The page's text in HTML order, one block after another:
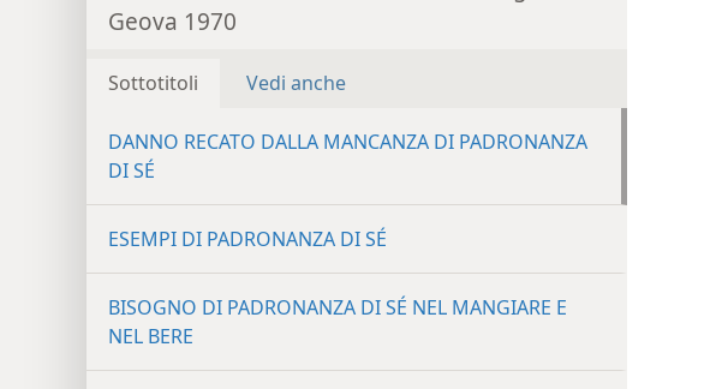
Geova 1970
Sottotitoli Vedi anche
DANNO RECATO DALLA MANCANZA DI PADRONANZA
DI SÉ
ESEMPI DI PADRONANZA DI SÉ
BISOGNO DI PADRONANZA DI SÉ NEL MANGIARE E
NEL BERE